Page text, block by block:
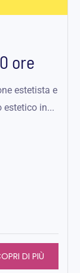
ore
estetista e
estetico in...
DI PIÙ